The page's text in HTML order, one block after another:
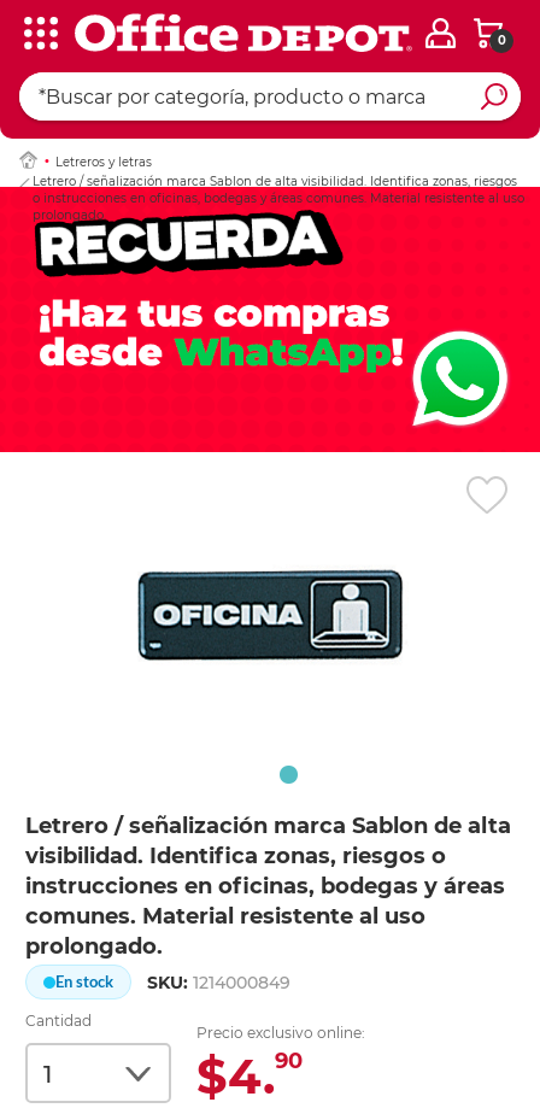
0
Letreros y letras
Letrero / señalización marca Sablon de alta visibilidad. Identifica zonas, riesgos
o instrucciones en oficinas, bodegas y áreas comunes. Material resistente al uso
prolongado.
Letrero / señalización marca Sablon de alta
visibilidad. Identifica zonas, riesgos o
instrucciones en oficinas, bodegas y áreas
comunes. Material resistente al uso
prolongado.
En stock SKU:1214000849
Cantidad
Precio exclusivo online:
$4.90
Ingresar Codigo